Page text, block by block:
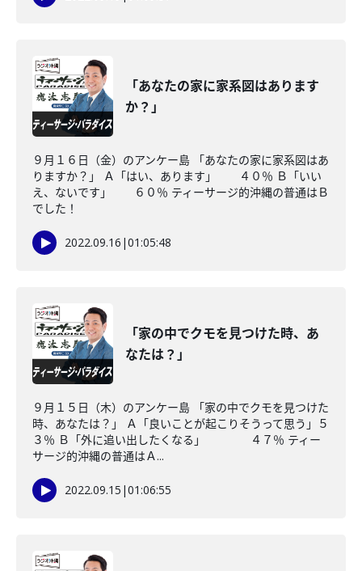
「あなたの家に家系図はあります
か？」
９月１６日（金）のアンケー島 「あなたの家に家系図はあ
りますか？」 Ａ「はい、あります」 ４０％ Ｂ「いい
え、ないです」 ６０％ ティーサージ的沖縄の普通はＢ
でした！
2022.09.16 |01:05:48
「家の中でクモを見つけた時、あ
なたは？」
９月１５日（木）のアンケー島 「家の中でクモを見つけた
時、あなたは？」 Ａ「良いことが起こりそうって思う」５
３％ Ｂ「外に追い出したくなる」 ４７％ ティー
サージ的沖縄の普通はＡ...
2022.09.15 |01:06:55